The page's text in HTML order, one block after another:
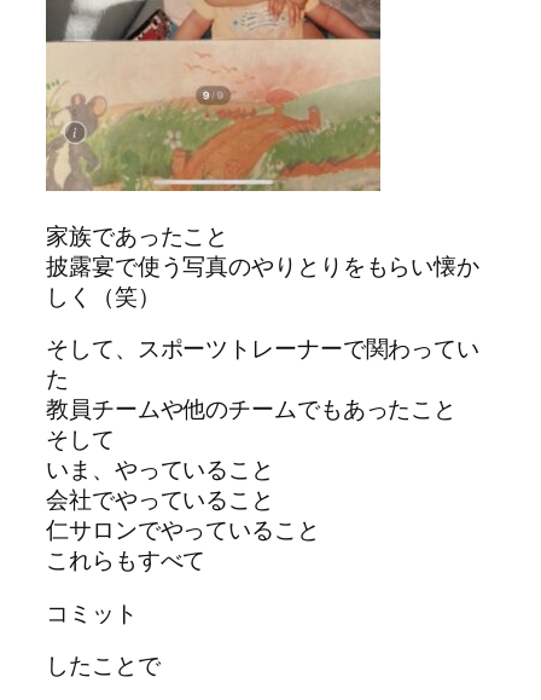
家族であったこと
披露宴で使う写真のやりとりをもらい懐か
しく（笑）
そして、スポーツトレーナーで関わってい
た
教員チームや他のチームでもあったこと
そして
いま、やっていること
会社でやっていること
仁サロンでやっていること
これらもすべて
コミット
したことで